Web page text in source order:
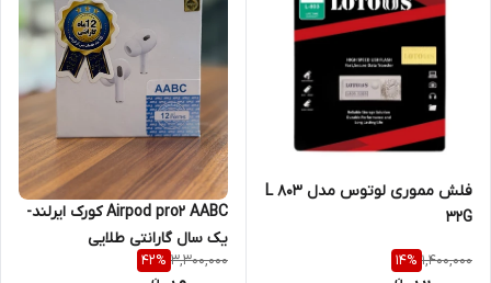
فلش مموری لوتوس مدل L 803
32G
1,400,000
14%
Airpod pro2 AABC کورک ایرلند-
یک سال گارانتی طلایی
3,300,000
42%